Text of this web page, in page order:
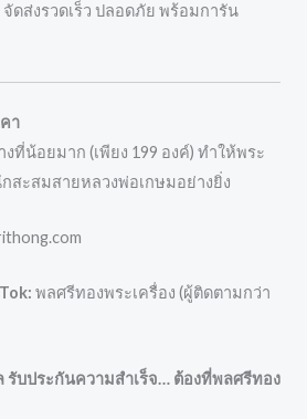
จัดส่งรวดเร็ว ปลอดภัย พร้อมการัน
า
ที่น้อยมาก (เพียง 199 องค์) ทำให้พระ
สะสมสายหลวงพ่อเกษมอย่างยิ่ง
พลศรีทองพระเครื่อง (ผู้ติดตามกว่า
รับประกันความสำเร็จ… ต้องที่พลศรีทอง